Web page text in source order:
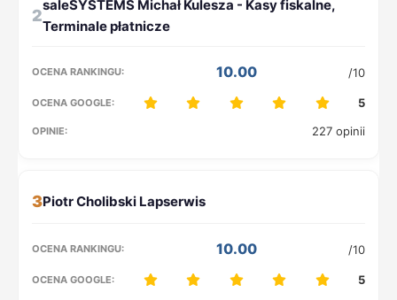
2
10.00 /10
5
227 opinii
3
10.00 /10
5